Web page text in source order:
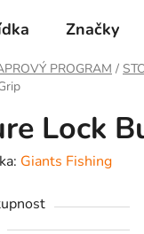
Značky
PROGRAM /
Lock
Giants Fishing